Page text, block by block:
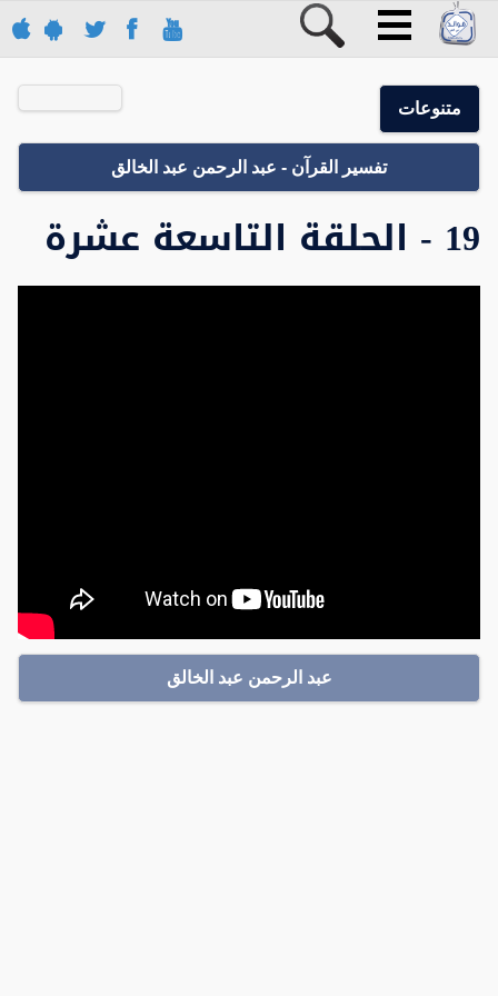
متنوعات
تفسير القرآن - عبد الرحمن عبد الخالق
19 - الحلقة التاسعة عشرة
عبد الرحمن عبد الخالق